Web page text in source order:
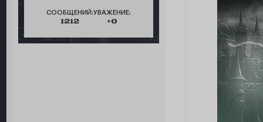
СООБЩЕНИЙ:
1212
УВАЖЕНИЕ:
+0